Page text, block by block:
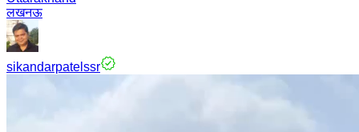
लखनऊ
sikandarpatelssr